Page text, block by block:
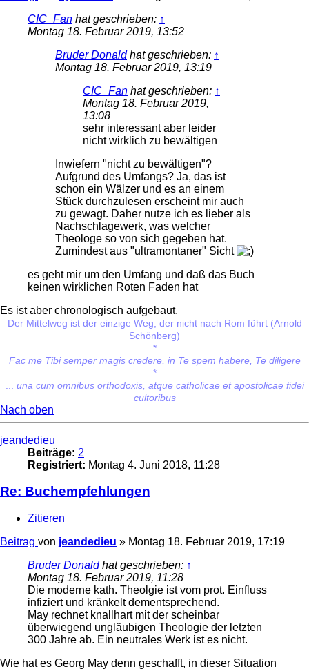
CIC_Fan hat geschrieben: ↑
Montag 18. Februar 2019, 13:52
Bruder Donaldhat geschrieben: ↑
Montag 18. Februar 2019, 13:19
CIC_Fan hat geschrieben: ↑
Montag 18. Februar 2019,
13:08
sehr interessant aber leider
nicht wirklich zu bewältigen
Inwiefern "nicht zu bewältigen"?
Aufgrund des Umfangs? Ja, das ist
schon ein Wälzer und es an einem
Stück durchzulesen erscheint mir auch
zu gewagt. Daher nutze ich es lieber als
Nachschlagewerk, was welcher
Theologe so von sich gegeben hat.
Zumindest aus "ultramontaner" Sicht
es geht mir um den Umfang und daß das Buch
keinen wirklichen Roten Faden hat
Es ist aber chronologisch aufgebaut.
Der Mittelweg ist der einzige Weg, der nicht nach Rom führt (Arnold
Schönberg)
*
Fac me Tibi semper magis credere, in Te spem habere, Te diligere
*
una cum omnibus orthodoxis, atque catholicae et apostolicae fidei
cultoribus
Nach oben
jeandedieu
Beiträge: 2
Registriert: Montag 4. Juni 2018, 11:28
Re: Buchempfehlungen
Zitieren
Beitrag von jeandedieu » Montag 18. Februar 2019, 17:19
Bruder Donaldhat geschrieben: ↑
Montag 18. Februar 2019, 11:28
Die moderne kath. Theolgie ist vom prot. Einfluss
infiziert und kränkelt dementsprechend.
May rechnet knallhart mit der scheinbar
überwiegend ungläubigen Theologie der letzten
300 Jahre ab. Ein neutrales Werk ist es nicht.
Wie hat es Georg May denn geschafft, in dieser Situation